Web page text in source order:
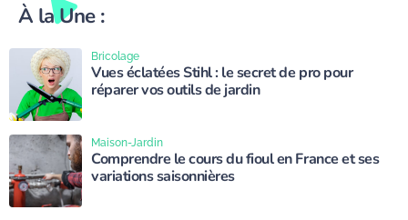
À la Une :
Vues éclatées Stihl : le secret de pro pour
réparer vos outils de jardin
Bricolage
Comprendre le cours du fioul en France et ses
variations saisonnières
Maison-Jardin